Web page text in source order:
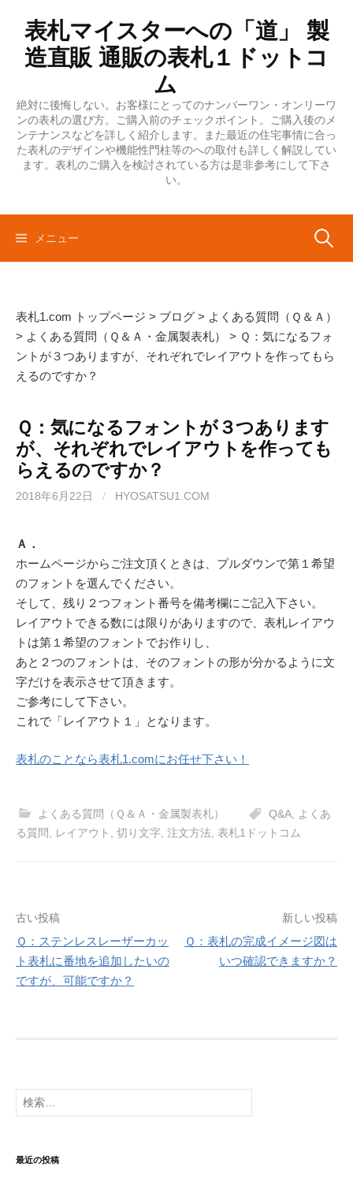
表札マイスターへの「道」 製
造直販 通販の表札１ドットコ
ム
絶対に後悔しない。お客様にとってのナンバーワン・オンリーワ
ンの表札の選び方。ご購入前のチェックポイント。ご購入後のメ
ンテナンスなどを詳しく紹介します。また最近の住宅事情に合っ
た表札のデザインや機能性門柱等のへの取付も詳しく解説してい
ます。表札のご購入を検討されている方は是非参考にして下さ
い。
メニュー 検
表札1.com トップページ > ブログ > よくある質問（Ｑ＆Ａ）
> よくある質問（Ｑ＆Ａ・金属製表札） > Ｑ：気になるフォ
ントが３つありますが、それぞれでレイアウトを作ってもら
えるのですか？
Ｑ：気になるフォントが３つあります
が、それぞれでレイアウトを作っても
らえるのですか？
2018年6月22日 / HYOSATSU1.COM
Ａ．
ホームページからご注文頂くときは、プルダウンで第１希望
のフォントを選んでください。
そして、残り２つフォント番号を備考欄にご記入下さい。
レイアウトできる数には限りがありますので、表札レイアウ
トは第１希望のフォントでお作りし、
あと２つのフォントは、そのフォントの形が分かるように文
字だけを表示させて頂きます。
ご参考にして下さい。
これで「レイアウト１」となります。
表札のことなら表札1.comにお任せ下さい！
よくある質問（Ｑ＆Ａ・金属製表札） Q&A
よくあ
る質問, レイアウト , 切り文字, 注文方法, 表札1ドットコム
投
稿
ナ
ビ
ョ
ン
古い投稿
Ｑ：ステンレスレーザーカッ
ト表札に番地を追加したいの
ですが、可能ですか？
新しい投稿
Ｑ：表札の完成イメージ図は
いつ確認できますか？
検
索:
最近の投稿